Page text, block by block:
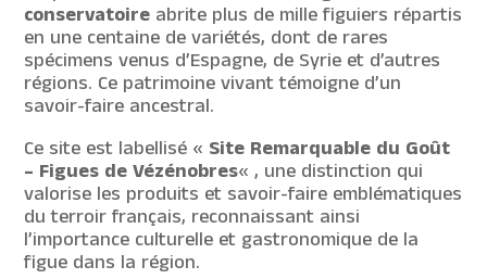
conservatoire abrite plus de mille figuiers répartis
en une centaine de variétés, dont de rares
spécimens venus d’Espagne, de Syrie et d’autres
régions. Ce patrimoine vivant témoigne d’un
savoir-faire ancestral.
Ce site est labellisé « Site Remarquable du Goût
– Figues de Vézénobres« , une distinction qui
valorise les produits et savoir-faire emblématiques
du terroir français, reconnaissant ainsi
l’importance culturelle et gastronomique de la
figue dans la région.